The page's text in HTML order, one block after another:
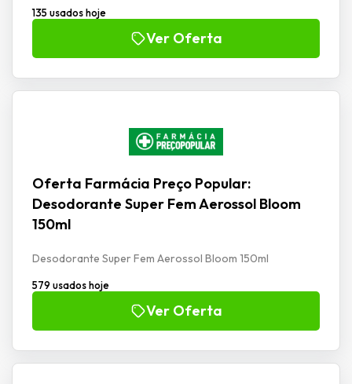
135 usados hoje
Ver Oferta
Oferta Farmácia Preço Popular:
Desodorante Super Fem Aerossol Bloom
150ml
Desodorante Super Fem Aerossol Bloom 150ml
579 usados hoje
Ver Oferta